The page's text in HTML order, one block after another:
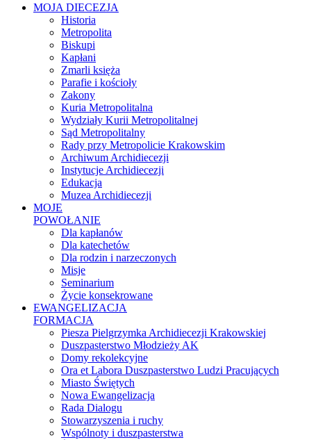
MOJA DIECEZJA
Historia
Metropolita
Biskupi
Kapłani
Zmarli księża
Parafie i kościoły
Zakony
Kuria Metropolitalna
Wydziały Kurii Metropolitalnej
Sąd Metropolitalny
Rady przy Metropolicie Krakowskim
Archiwum Archidiecezji
Instytucje Archidiecezji
Edukacja
Muzea Archidiecezji
MOJE
POWOŁANIE
Dla kapłanów
Dla katechetów
Dla rodzin i narzeczonych
Misje
Seminarium
Życie konsekrowane
EWANGELIZACJA
FORMACJA
Piesza Pielgrzymka Archidiecezji Krakowskiej
Duszpasterstwo Młodzieży AK
Domy rekolekcyjne
Ora et Labora Duszpasterstwo Ludzi Pracujących
Miasto Świętych
Nowa Ewangelizacja
Rada Dialogu
Stowarzyszenia i ruchy
Wspólnoty i duszpasterstwa